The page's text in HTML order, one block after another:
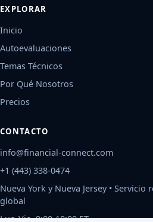
EXPLORAR
Inicio
Autoevaluaciones
Temas Técnicos
Por Qué Nosotros
Precios
CONTACTO
info@financial-connect.com
+1 (443) 338-0474
Nueva York y Nueva Jersey •
global
Lun-Vie, 9:00-18:00 ET